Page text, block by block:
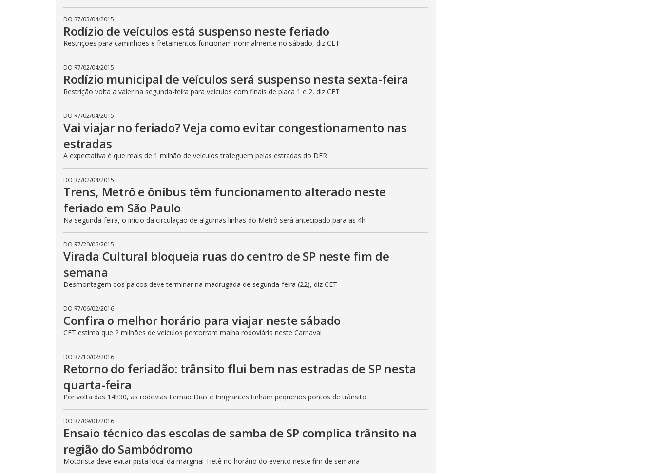
DO R7/03/04/2015
Rodízio de veículos está suspenso neste feriado
Restrições para caminhões e fretamentos funcionam normalmente no sábado, diz CET
DO R7/02/04/2015
Rodízio municipal de veículos será suspenso nesta sexta-feira
Restrição volta a valer na segunda-feira para veículos com finais de placa 1 e 2, diz CET
DO R7/02/04/2015
Vai viajar no feriado? Veja como evitar congestionamento nas
estradas
A expectativa é que mais de 1 milhão de veículos trafeguem pelas estradas do DER
DO R7/02/04/2015
Trens, Metrô e ônibus têm funcionamento alterado neste
feriado em São Paulo
Na segunda-feira, o início da circulação de algumas linhas do Metrô será antecipado para as 4h
DO R7/20/06/2015
Virada Cultural bloqueia ruas do centro de SP neste fim de
semana
Desmontagem dos palcos deve terminar na madrugada de segunda-feira (22), diz CET
DO R7/06/02/2016
Confira o melhor horário para viajar neste sábado
CET estima que 2 milhões de veículos percorram malha rodoviária neste Carnaval
DO R7/10/02/2016
Retorno do feriadão: trânsito flui bem nas estradas de SP nesta
quarta-feira
Por volta das 14h30, as rodovias Fernão Dias e Imigrantes tinham pequenos pontos de trânsito
DO R7/09/01/2016
Ensaio técnico das escolas de samba de SP complica trânsito na
região do Sambódromo
Motorista deve evitar pista local da marginal Tietê no horário do evento neste fim de semana